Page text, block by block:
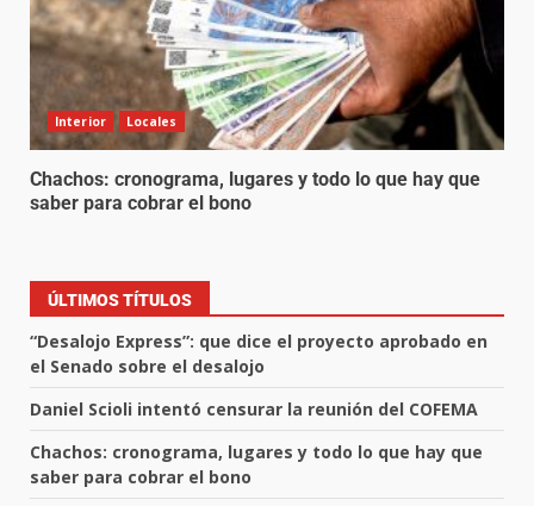
Interior Locales
Chachos: cronograma, lugares y todo lo que hay que
saber para cobrar el bono
ÚLTIMOS TÍTULOS
“Desalojo Express”: que dice el proyecto aprobado en
el Senado sobre el desalojo
Daniel Scioli intentó censurar la reunión del COFEMA
Chachos: cronograma, lugares y todo lo que hay que
saber para cobrar el bono